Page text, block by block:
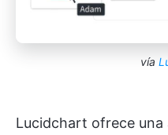
vía
Lucidchart ofrece una